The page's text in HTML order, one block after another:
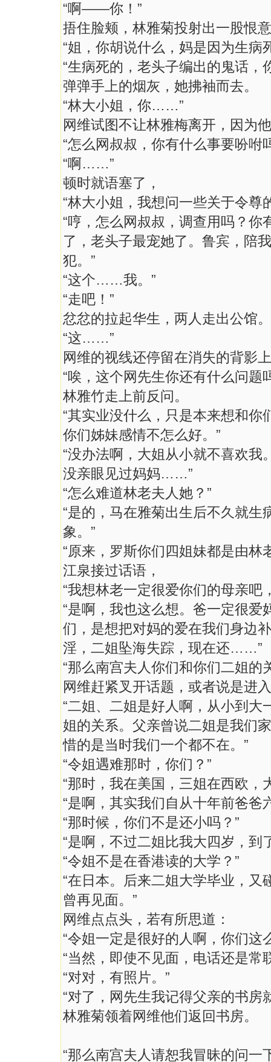
“啊——你！”
捂住脸颊，林雅菊投射出一股恨
“姐，你胡说什么，妈是因为生
“生病死的，老头子编出的鬼话，
弹弹手上的烟灰，她拂袖而去。
“林大小姐，你……”
网维试图不让林雅梅离开，因为
“怎么网叔叔，你有什么事要吩咐
“啊……”
顿时就语塞了，
“林大小姐，我想问一些关于令
“哼，怎么网叔叔，调查用吗？
了，老头子最宠她了。鲁宾，陪
犯。”
“这个……我。”
“走吧！”
忿忿的拉起华生，两人走出公馆。
“这……”
网维的视线还停留在消失的背影
“唉，这个网先生你还有什么问题
林雅竹走上前反问。
“其实业没什么，只是本来想和
你们姊妹感情不怎么好。”
“没办法啊，大姐从小就不喜欢
没亲眼见过妈妈……”
“怎么难道林老夫人她？”
“是的，马在雅菊出生后不久就
象。”
“原来，罗斯你们四姐妹都是由林
江泉接过话语，
“我想林老一定很爱你们的母亲吧
“是啊，我也这么想。爸一定很
们，是想把对妈的爱在我们身边
淫，二姐坠海失踪，现在还……”
“那么南宫夫人你们和你们二姐的
网维赶紧叉开话题，或者说是进
“二姐、二姐是好人啊，从小到
姐的关系。父亲曾说二姐是我们
惜的是当时我们一个都不在。”
“令姐遇难那时，你们？”
“那时，我在美国，三姐在西欧，
“是啊，其实我们自从十年前爸爸
“那时候，你们不是还小吗？”
“是啊，不过二姐比我大四岁，到
“令姐不是在香港读的大学？”
“在日本。后来二姐大学毕业，
曾再见面。”
网维点点头，若有所思道：
“令姐一定是很好的人啊，你们这
“当然，即使不见面，电话还是常
“对对，有照片。”
“对了，网先生我记得父亲的书房
林雅菊领着网维他们返回书房。
“那么南宫夫人请恕我冒昧的问一